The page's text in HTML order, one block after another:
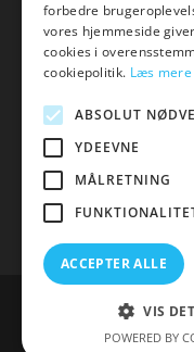
Tlf:
Mail:
Amare.dk er
spændende
forbedre
vores hjemmeside
cookies i
cookiepolitik. Læs mere
ABSOLUT
YDEEVNE
MÅLRETNING
ACCEPTER ALLE
VIS
POWERED BY